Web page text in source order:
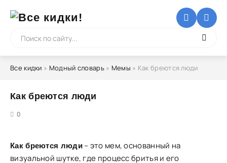
Все кидки » Модный словарь» Мемы » Как бреются люди
Как бреются люди
0
Как бреются люди– это мем, основанный на
визуальной шутке, где процесс бритья и его